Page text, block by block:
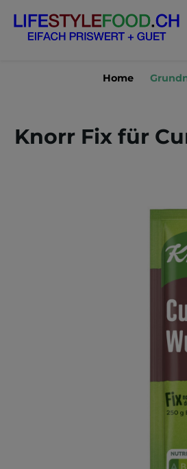
Zur Suche springen
Home
Knorr Fix für
Bildergalerie überspringen